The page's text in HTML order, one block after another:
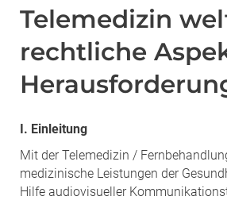
Telemedizin
rechtliche
I. Einleitung
Mit der Telemedizin /
medizinische Leistungen der
Hilfe audiovisueller